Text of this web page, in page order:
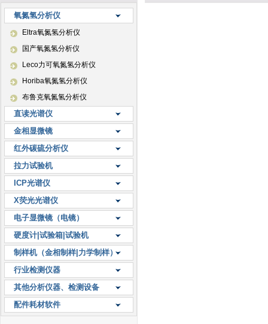
氧氮氢分析仪
Eltra氧氮氢分析仪
国产氧氮氢分析仪
Leco力可氧氮氢分析仪
Horiba氧氮氢分析仪
布鲁克氧氮氢分析仪
直读光谱仪
金相显微镜
红外碳硫分析仪
拉力试验机
ICP光谱仪
X荧光光谱仪
电子显微镜（电镜）
硬度计|试验箱|试验机
制样机（金相制样|力学制样）
行业检测仪器
其他分析仪器、检测设备
配件耗材软件